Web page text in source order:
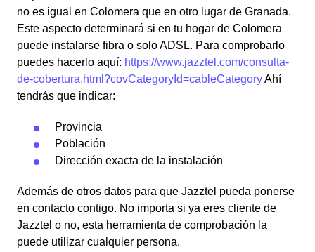
no es igual en Colomera que en otro lugar de Granada.
Este aspecto determinará si en tu hogar de Colomera
puede instalarse fibra o solo ADSL. Para comprobarlo
puedes hacerlo aquí: https://www.jazztel.com/consulta-
de-cobertura.html?covCategoryId=cableCategoryAhí
tendrás que indicar:
Provincia
Población
Dirección exacta de la instalación
Además de otros datos para que Jazztel pueda ponerse
en contacto contigo. No importa si ya eres cliente de
Jazztel o no, esta herramienta de comprobación la
puede utilizar cualquier persona.